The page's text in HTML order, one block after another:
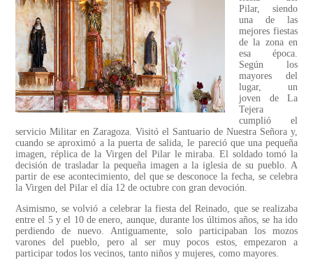
Pilar, siendo
una de las
mejores fiestas
de la zona en
esa época.
Según los
mayores del
lugar, un
joven de La
Tejera
cumplió el
servicio Militar en Zaragoza. Visitó el Santuario de Nuestra Señora y,
cuando se aproximó a la puerta de salida, le pareció que una pequeña
imagen, réplica de la Virgen del Pilar le miraba. El soldado tomó la
decisión de trasladar la pequeña imagen a la iglesia de su pueblo. A
partir de ese acontecimiento, del que se desconoce la fecha, se celebra
la Virgen del Pilar el día 12 de octubre con gran devoción.
Asimismo, se volvió a celebrar la fiesta del Reinado, que se realizaba
entre el 5 y el 10 de enero, aunque, durante los últimos años, se ha ido
perdiendo de nuevo. Antiguamente, solo participaban los mozos
varones del pueblo, pero al ser muy pocos estos, empezaron a
participar todos los vecinos, tanto niños y mujeres, como mayores.